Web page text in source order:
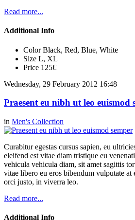
Read more...
Additional Info
Color Black, Red, Blue, White
Size L, XL
Price 125€
Wednesday, 29 February 2012 16:48
Praesent eu nibh ut leo euismod
in Men's Collection
Curabitur egestas cursus sapien, eu
eleifend est vitae diam tristique eu
vehicula vehicula diam, sit amet sagittis
vitae libero eu eros bibendum vulputate
orci justo, in viverra leo.
Read more...
Additional Info